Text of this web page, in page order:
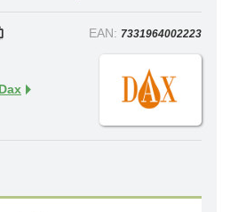
EAN: 7331964002223
Dax